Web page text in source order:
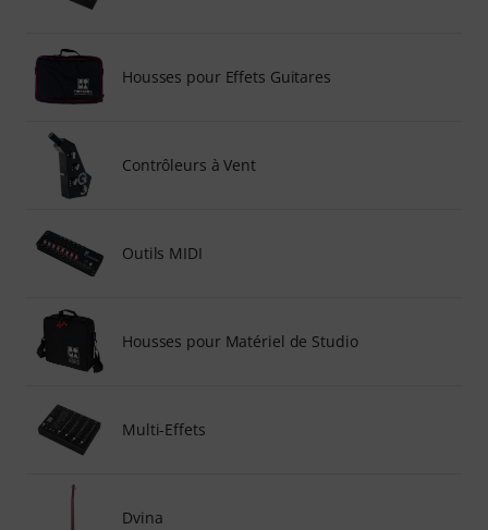
Housses pour Effets Guitares
Contrôleurs à Vent
Outils MIDI
Housses pour Matériel de Studio
Multi-Effets
Dvina